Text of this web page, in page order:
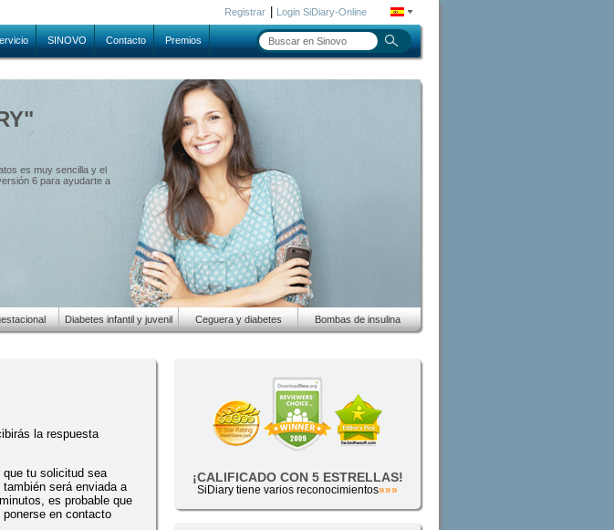
Registrar| Login SiDiary-Online
SINOVO Contacto Premios
es muy sencilla y el
6 para ayudarte a
Diabetes infantil y juvenil Ceguera y diabetes Bombas de insulina
la respuesta
que tu solicitud sea
será enviada a
es probable que
en contacto
¡CALIFICADO CON 5 ESTRELLAS!
SiDiary tiene varios reconocimientos»»»